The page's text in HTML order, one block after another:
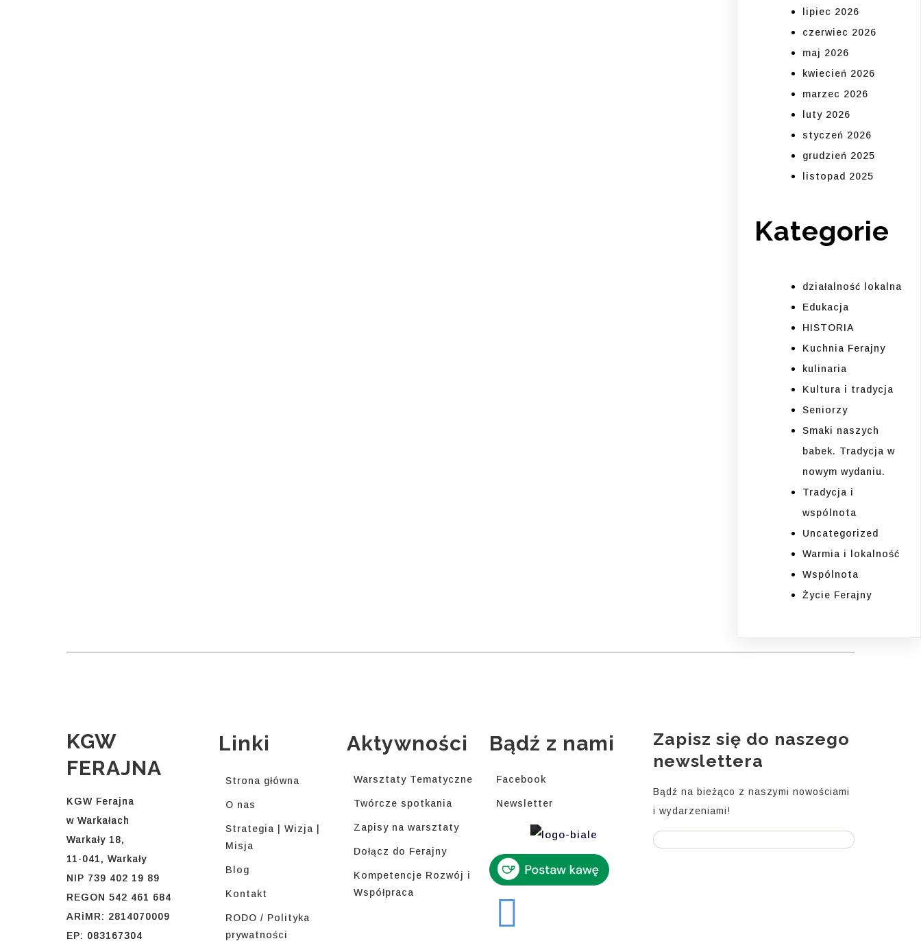
lipiec 2026
czerwiec 2026
maj 2026
kwiecień 2026
marzec 2026
luty 2026
styczeń 2026
grudzień 2025
listopad 2025
Kategorie
działalność lokalna
Edukacja
HISTORIA
Kuchnia Ferajny
kulinaria
Kultura i tradycja
Seniorzy
Smaki naszych
babek. Tradycja w
nowym wydaniu.
Tradycja i
wspólnota
Uncategorized
Warmia i lokalność
Wspólnota
Życie Ferajny
KGW
FERAJNA
KGW Ferajna
w Warkałach
Warkały 18,
11-041, Warkały
NIP 739 402 19 89
REGON 542 461 684
ARiMR: 2814070009
EP: 083167304
Linki
Strona główna
O nas
Strategia | Wizja |
Misja
Blog
Kontakt
RODO / Polityka
prywatności
Aktywności
Warsztaty Tematyczne
Twórcze spotkania
Zapisy na warsztaty
Dołącz do Ferajny
Kompetencje Rozwój i
Współpraca
Bądź z nami
Facebook
Newsletter
Zapisz się do naszego
newslettera
Bądź na bieżąco z naszymi nowościami
i wydarzeniami!